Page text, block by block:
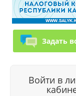
Задать
Войти в